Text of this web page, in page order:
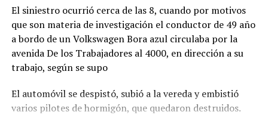
El siniestro ocurrió cerca de las 8, cuando por motivos
que son materia de investigación el conductor de 49 año
a bordo de un Volkswagen Bora azul circulaba por la
avenida De los Trabajadores al 4000, en dirección a su
trabajo, según se supo
El automóvil se despistó, subió a la vereda y embistió
varios pilotes de hormigón, que quedaron destruidos.